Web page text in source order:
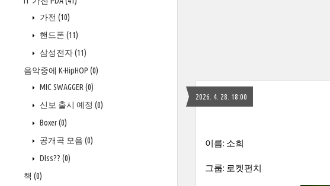
가전 (10)
핸드폰 (11)
삼성전자(11)
음악중에 K-HipHOP (0)
MIC SWAGGER (0)
신보 출시 예정 (0)
Boxer(0)
공개곡 모음 (0)
DIss?? (0)
책 (0)
2026. 4. 28. 18:00
이름: 소희
그룹: 로켓펀치